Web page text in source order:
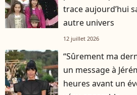
trace aujourd’hui
autre univers
12 juillet 2026
“Sûrement ma
un message à
heures avant un